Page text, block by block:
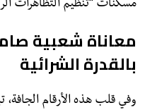
مسكنات “تنظيم التظاهرات
معاناة شعبية
بالقدرة الشرائية
​وفي قلب هذه الأرقام الجافة،